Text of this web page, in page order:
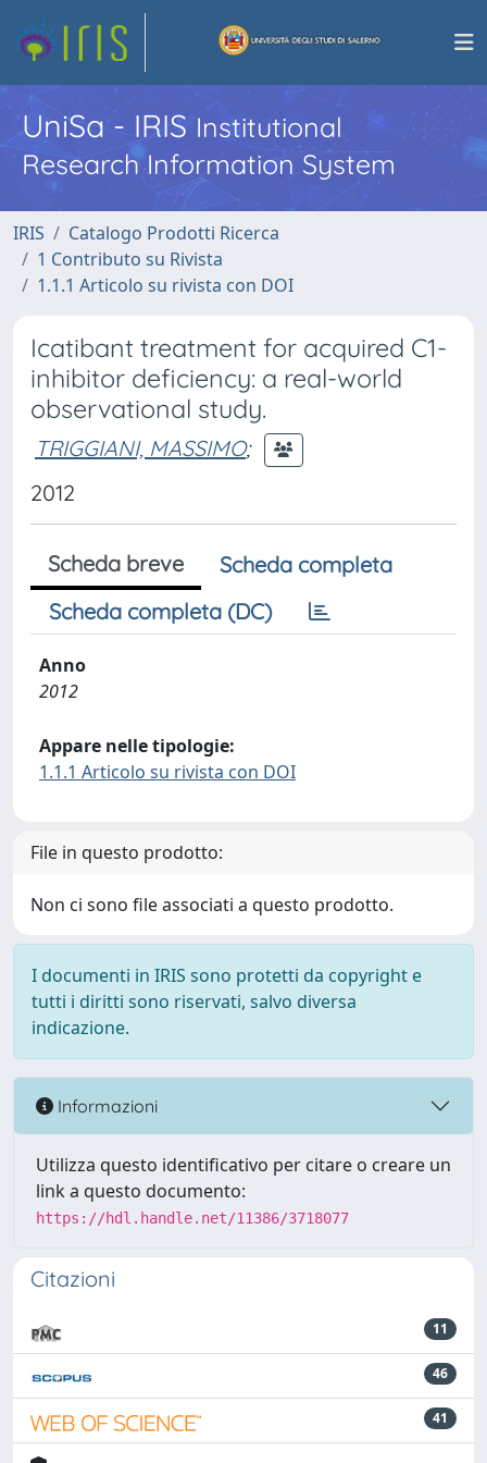
UniSa - IRISInstitutional
Research Information System
IRIS
Catalogo Prodotti Ricerca
1 Contributo su Rivista
1.1.1 Articolo su rivista con DOI
Icatibant treatment for acquired C1-
inhibitor deficiency: a real-world
observational study.
TRIGGIANI, MASSIMO;
2012
Scheda breve
Scheda completa
Scheda completa (DC)
Anno
2012
Appare nelle tipologie:
1.1.1 Articolo su rivista con DOI
File in questo prodotto:
Non ci sono file associati a questo prodotto.
I documenti in IRIS sono protetti da copyright e
tutti i diritti sono riservati, salvo diversa
indicazione.
Informazioni
Utilizza questo identificativo per citare o creare un
link a questo documento:
https://hdl.handle.net/11386/3718077
Citazioni
11
46
41